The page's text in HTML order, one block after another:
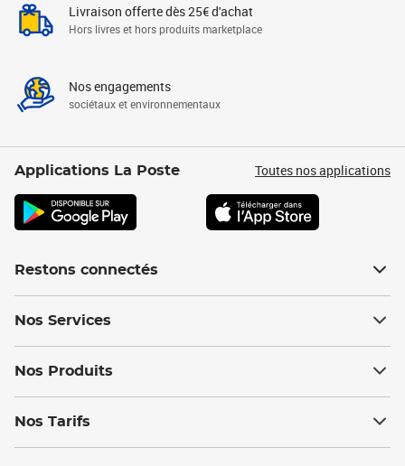
Livraison offerte dès 25€ d'achat
Hors livres et hors produits marketplace
Nos engagements
sociétaux et environnementaux
Applications La Poste Toutes nos applications
Restons connectés
Nos Services
Nos Produits
Nos Tarifs